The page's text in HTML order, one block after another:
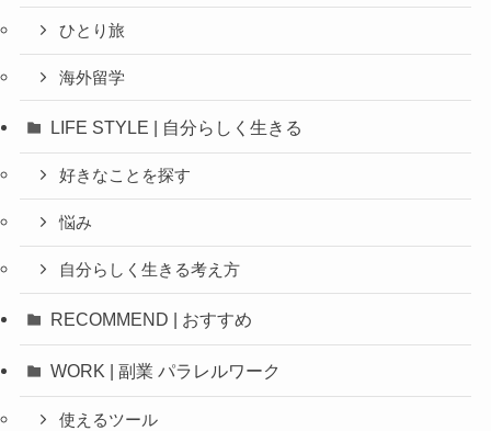
ひとり旅
海外留学
LIFE STYLE | 自分らしく生きる
好きなことを探す
悩み
自分らしく生きる考え方
RECOMMEND | おすすめ
WORK | 副業 パラレルワーク
使えるツール